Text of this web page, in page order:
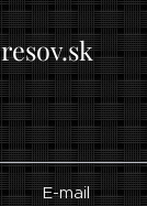
✉ E-mail